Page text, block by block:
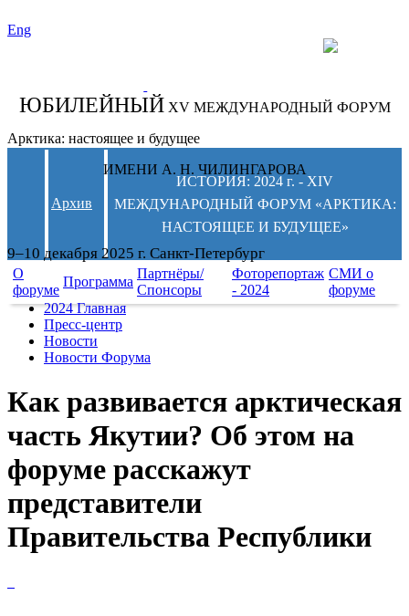
Eng
ЮБИЛЕЙНЫЙ XV МЕЖДУНАРОДНЫЙ ФОРУМ
Арктика: настоящее и будущее
ИМЕНИ А. Н. ЧИЛИНГАРОВА
9–10 декабря 2025 г. Санкт-Петербург
Архив
ИСТОРИЯ: 2024 г. - XIV
МЕЖДУНАРОДНЫЙ ФОРУМ «АРКТИКА:
НАСТОЯЩЕЕ И БУДУЩЕЕ»
О
форуме
Программа
Партнёры/
Спонсоры
Фоторепортаж
- 2024
СМИ о
форуме
2024 Главная
Пресс-центр
Новости
Новости Форума
Как развивается арктическая
часть Якутии? Об этом на
форуме расскажут
представители
Правительства Республики